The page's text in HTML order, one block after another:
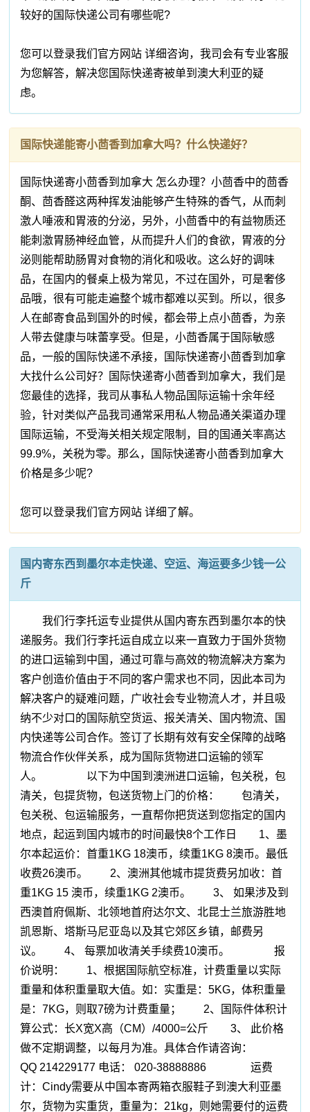
较好的国际快递公司有哪些呢?
您可以登录我们官方网站 详细咨询，我司会有专业客服
为您解答，解决您国际快递寄被单到澳大利亚的疑
虑。
国际快递能寄小茴香到加拿大吗？什么快递好？
国际快递寄小茴香到加拿大 怎么办理？小茴香中的茴香
酮、茴香醛这两种挥发油能够产生特殊的香气，从而刺
激人唾液和胃液的分泌，另外，小茴香中的有益物质还
能刺激胃肠神经血管，从而提升人们的食欲，胃液的分
泌则能帮助肠胃对食物的消化和吸收。这么好的调味
品，在国内的餐桌上极为常见，不过在国外，可是奢侈
品哦，很有可能走遍整个城市都难以买到。所以，很多
人在邮寄食品到国外的时候，都会带上点小茴香，为亲
人带去健康与味蕾享受。但是，小茴香属于国际敏感
品，一般的国际快递不承接，国际快递寄小茴香到加拿
大找什么公司好？国际快递寄小茴香到加拿大，我们是
您最佳的选择，我司从事私人物品国际运输十余年经
验，针对类似产品我司通常采用私人物品通关渠道办理
国际运输，不受海关相关规定限制，目的国通关率高达
99.9%，关税为零。那么，国际快递寄小茴香到加拿大
价格是多少呢?
您可以登录我们官方网站 详细了解。
国内寄东西到墨尔本走快递、空运、海运要多少钱一公
斤
我们行李托运专业提供从国内寄东西到墨尔本的快
递服务。我们行李托运自成立以来一直致力于国外货物
的进口运输到中国，通过可靠与高效的物流解决方案为
客户创造价值由于不同的客户需求也不同，因此本司为
解决客户的疑难问题，广收社会专业物流人才，并且吸
纳不少对口的国际航空货运、报关清关、国内物流、国
内快递等公司合作。签订了长期有效有安全保障的战略
物流合作伙伴关系，成为国际货物进口运输的领军
人。 以下为中国到澳洲进口运输，包关税，包
清关，包提货物，包送货物上门的价格： 包清关，
包关税、包运输服务，一直帮你把货送到您指定的国内
地点，起运到国内城市的时间最快8个工作日 1、墨
尔本起运价：首重1KG 18澳币，续重1KG 8澳币。最低
收费26澳币。 2、澳洲其他城市提货费另加收：首
重1KG 15 澳币，续重1KG 2澳币。 3、 如果涉及到
西澳首府佩斯、北领地首府达尔文、北昆士兰旅游胜地
凯恩斯、塔斯马尼亚岛以及其它郊区乡镇，邮费另
议。 4、 每票加收清关手续费10澳币。 报
价说明： 1、根据国际航空标准，计费重量以实际
重量和体积重量取大值。如：实重是：5KG，体积重量
是：7KG，则取7磅为计费重量； 2、国际件体积计
算公式：长X宽X高（CM）/4000=公斤 3、 此价格
做不定期调整，以每月为准。具体合作请咨询：
QQ 214229177 电话： 020-38888886 运费
计：Cindy需要从中国本寄两箱衣服鞋子到澳大利亚墨
尔，货物为实重货，重量为：21kg，则她需要付的运费